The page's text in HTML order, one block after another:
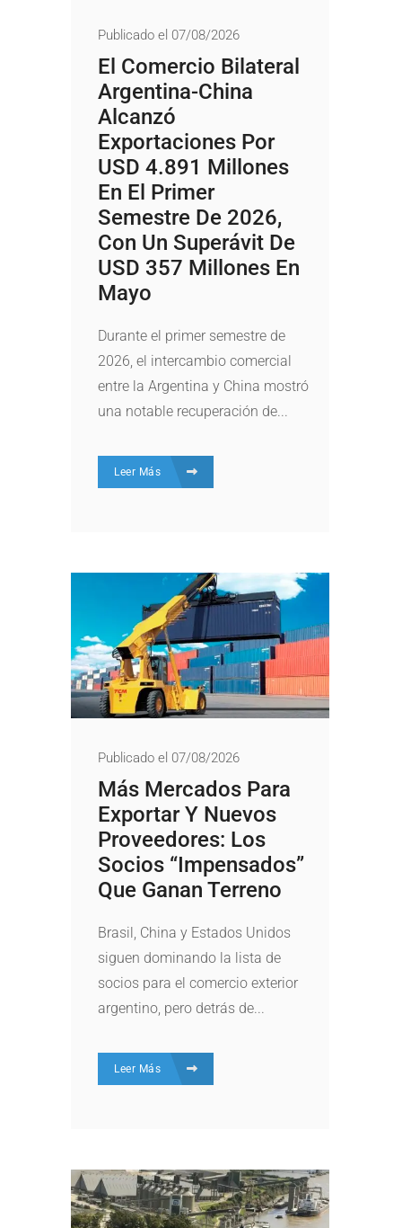
Publicado el 07/08/2026
El Comercio Bilateral
Argentina-China
Alcanzó
Exportaciones Por
USD 4.891 Millones
En El Primer
Semestre De 2026,
Con Un Superávit De
USD 357 Millones En
Mayo
Durante el primer semestre de
2026, el intercambio comercial
entre la Argentina y China mostró
una notable recuperación de...
Leer Más
Publicado el 07/08/2026
Más Mercados Para
Exportar Y Nuevos
Proveedores: Los
Socios “impensados”
Que Ganan Terreno
Brasil, China y Estados Unidos
siguen dominando la lista de
socios para el comercio exterior
argentino, pero detrás de...
Leer Más